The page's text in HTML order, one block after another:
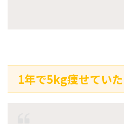
1年で5kg痩せていた